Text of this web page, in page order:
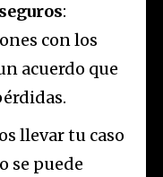
:
con los
acuerdo que
llevar tu caso
se puede